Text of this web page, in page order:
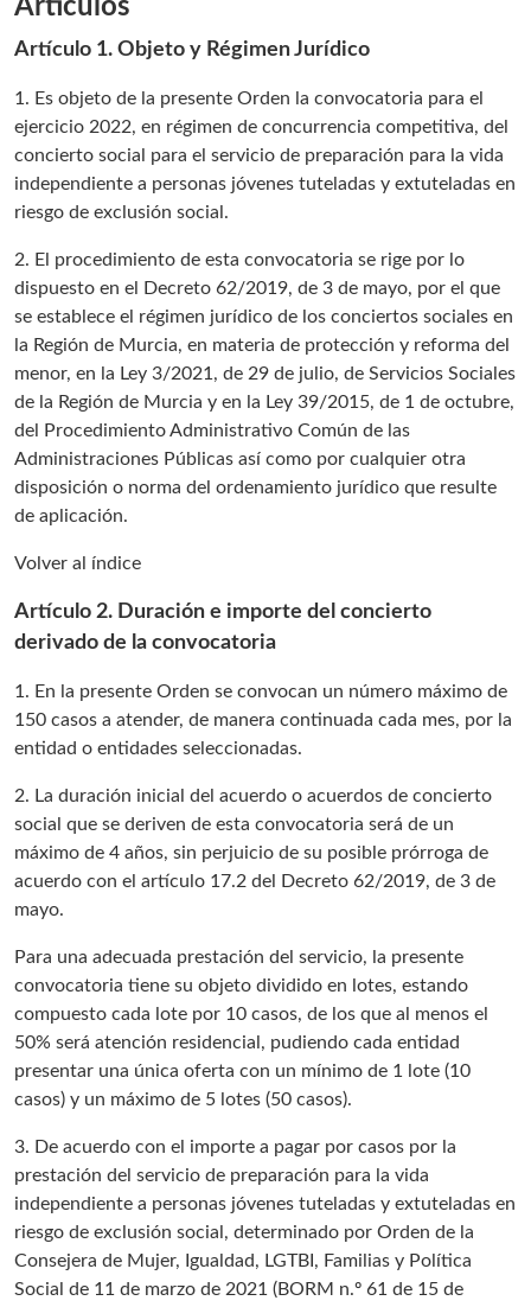
Artículos
Artículo 1. Objeto y Régimen Jurídico
1. Es objeto de la presente Orden la convocatoria para el
ejercicio 2022, en régimen de concurrencia competitiva, del
concierto social para el servicio de preparación para la vida
independiente a personas jóvenes tuteladas y extuteladas en
riesgo de exclusión social.
2. El procedimiento de esta convocatoria se rige por lo
dispuesto en el Decreto 62/2019, de 3 de mayo, por el que
se establece el régimen jurídico de los conciertos sociales en
la Región de Murcia, en materia de protección y reforma del
menor, en la Ley 3/2021, de 29 de julio, de Servicios Sociales
de la Región de Murcia y en la Ley 39/2015, de 1 de octubre,
del Procedimiento Administrativo Común de las
Administraciones Públicas así como por cualquier otra
disposición o norma del ordenamiento jurídico que resulte
de aplicación.
Volver al índice
Artículo 2. Duración e importe del concierto
derivado de la convocatoria
1. En la presente Orden se convocan un número máximo de
150 casos a atender, de manera continuada cada mes, por la
entidad o entidades seleccionadas.
2. La duración inicial del acuerdo o acuerdos de concierto
social que se deriven de esta convocatoria será de un
máximo de 4 años, sin perjuicio de su posible prórroga de
acuerdo con el artículo 17.2 del Decreto 62/2019, de 3 de
mayo.
Para una adecuada prestación del servicio, la presente
convocatoria tiene su objeto dividido en lotes, estando
compuesto cada lote por 10 casos, de los que al menos el
50% será atención residencial, pudiendo cada entidad
presentar una única oferta con un mínimo de 1 lote (10
casos) y un máximo de 5 lotes (50 casos).
3. De acuerdo con el importe a pagar por casos por la
prestación del servicio de preparación para la vida
independiente a personas jóvenes tuteladas y extuteladas en
riesgo de exclusión social, determinado por Orden de la
Consejera de Mujer, Igualdad, LGTBI, Familias y Política
Social de 11 de marzo de 2021 (BORM n.º 61 de 15 de